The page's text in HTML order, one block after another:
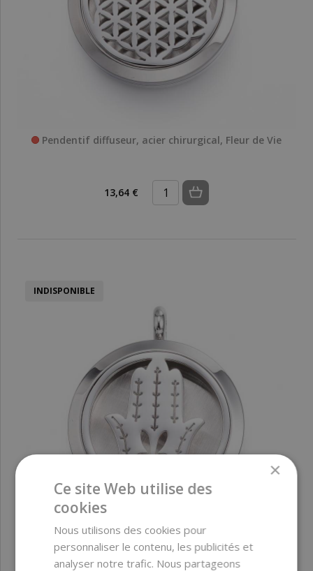
Pendentif diffuseur, acier chirurgical, Fleur de Vie
13,64 €
INDISPONIBLE
Pendentif diffuseur en acier chirurgical main
×
Ce site Web utilise des
cookies
Nous utilisons des cookies pour
personnaliser le contenu, les publicités et
analyser notre trafic. Nous partageons